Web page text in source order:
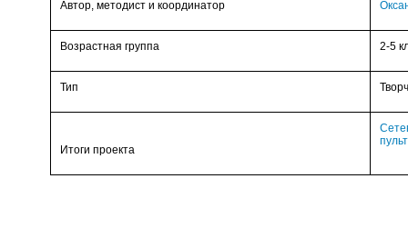
Автор, методист и координатор
Возрастная группа 2-5
Тип
Итоги проекта